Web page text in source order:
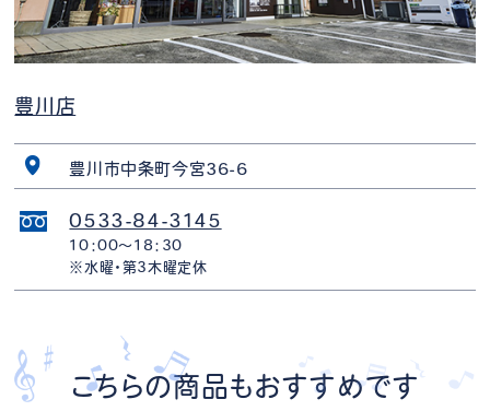
豊川店
豊川市中条町今宮36-6
0533-84-3145
10：00～18：30
※水曜・第3木曜定休
こちらの商品もおすすめです